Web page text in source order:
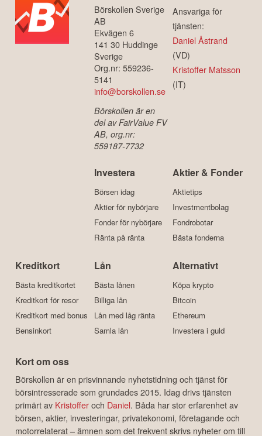
Börskollen Sverige
AB
Ekvägen 6
141 30 Huddinge
Sverige
Org.nr: 559236-
5141
info@borskollen.se
Börskollen är en
del av FairValue FV
AB, org.nr:
559187-7732
Ansvariga för
tjänsten:
Daniel Åstrand
(VD)
Kristoffer Matsson
(IT)
Investera
Börsen idag
Aktier för nybörjare
Fonder för nybörjare
Ränta på ränta
Aktier & Fonder
Aktietips
Investmentbolag
Fondrobotar
Bästa fonderna
Kreditkort
Bästa kreditkortet
Kreditkort för resor
Kreditkort med bonus
Bensinkort
Lån
Bästa lånen
Billiga lån
Lån med låg ränta
Samla lån
Alternativt
Köpa krypto
Bitcoin
Ethereum
Investera i guld
Kort om oss
Börskollen är en prisvinnande nyhetstidning och tjänst för
börsintresserade som grundades 2015. Idag drivs tjänsten
primärt av Kristofferoch Daniel. Båda har stor erfarenhet av
börsen, aktier, investeringar, privatekonomi, företagande och
motorrelaterat – ämnen som det frekvent skrivs nyheter om till